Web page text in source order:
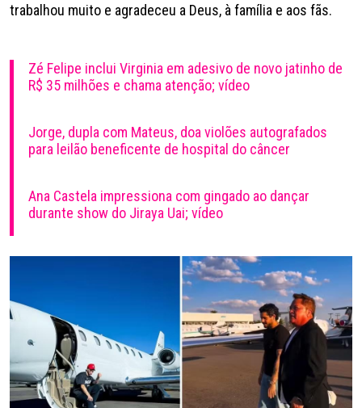
trabalhou muito e agradeceu a Deus, à família e aos fãs.
Zé Felipe inclui Virginia em adesivo de novo jatinho de
R$ 35 milhões e chama atenção; vídeo
Jorge, dupla com Mateus, doa violões autografados
para leilão beneficente de hospital do câncer
Ana Castela impressiona com gingado ao dançar
durante show do Jiraya Uai; vídeo